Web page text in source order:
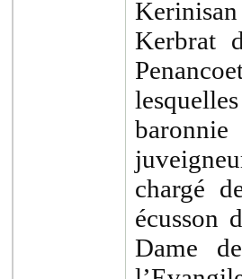
Kerbrat
chargé
écusson
Dame